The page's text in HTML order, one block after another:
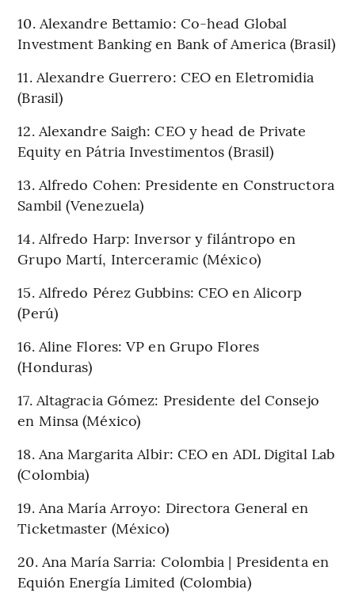
10. Alexandre Bettamio: Co-head Global
Investment Banking en Bank of America (Brasil)
11. Alexandre Guerrero: CEO en Eletromidia
(Brasil)
12. Alexandre Saigh: CEO y head de Private
Equity en Pátria Investimentos (Brasil)
13. Alfredo Cohen: Presidente en Constructora
Sambil (Venezuela)
14. Alfredo Harp: Inversor y filántropo en
Grupo Martí, Interceramic (México)
15. Alfredo Pérez Gubbins: CEO en Alicorp
(Perú)
16. Aline Flores: VP en Grupo Flores
(Honduras)
17. Altagracia Gómez: Presidente del Consejo
en Minsa (México)
18. Ana Margarita Albir: CEO en ADL Digital Lab
(Colombia)
19. Ana María Arroyo: Directora General en
Ticketmaster (México)
20. Ana María Sarria: Colombia | Presidenta en
Equión Energía Limited (Colombia)